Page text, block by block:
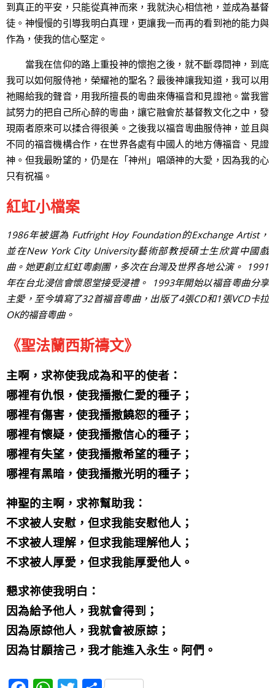
到真正的平安，只能從真神而來，我就決心相信祂，並成為基督
徒。神慢慢的引導我明白真理，更讓我一而再的看到祂的能力與
作為，使我的信心堅定。
當我在信仰的路上重投神的懷抱之後，就不斷尋問神，到底
我可以如何服侍祂，榮耀祂的聖名？最後神讓我知道，我可以用
祂賜給我的聲音，用我所擅長的粵曲來傳褔音和見證祂。當我嘗
試努力的把自己所心醉的粵曲，讓它融會於基督教文化之中，發
現兩者原來可以揉合得很美。之後我以福音粵曲服侍神，並且與
不同的福音機構合作，在世界各處有中國人的地方傳福音、見證
神。但我最盼望的，仍是在「神州」唱頌神的大愛，因為我的心
只有祝福。
紅虹小檔案
1986年被選為 Futfright Hoy Foundation的Exchange Artist，
並在New York City University藝術部教授碩士生欣賞中國戲
曲。她更創立紅虹粵劇團，多次在台灣及世界各地公演。 1991
年在台北浸信會懷恩堂接受浸禮。 1993年開始以福音粵曲分享
主愛，至今填寫了32首福音粵曲，出版了4張CD和1張VCD卡拉
OK的福音粵曲。
《聖法蘭西斯禱文》
主啊，求祢使我成為和平的使者：
哪裡有仇恨，使我播撒仁愛的種子；
哪裡有傷害，使我播撒饒恕的種子；
哪裡有懷疑，使我播撒信心的種子；
哪裡有失望，使我播撒希望的種子；
哪裡有黑暗，使我播撒光明的種子；
神聖的主啊，求祢幫助我：
不求被人安慰，但求我能安慰他人；
不求被人理解，但求我能理解他人；
不求被人厚愛，但求我能厚愛他人。
懇求祢使我明白：
因為給予他人，我就會得到；
因為原諒他人，我就會被原諒；
因為甘願捨己，我才能進入永生。阿們。